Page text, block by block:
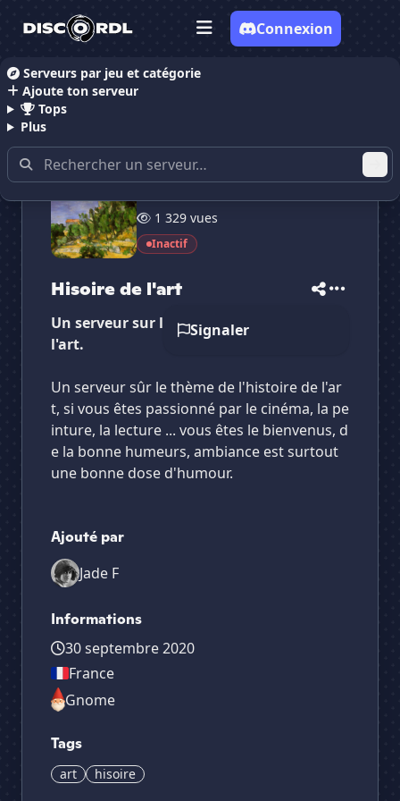
Serveurs par jeu et catégorie
Ajoute ton serveur
Tops
Plus
Connexion
Accueil Serveurs Discord Dessin
1 329 vues
Inactif
Hisoire de l'art
Signaler
Un serveur sur le temps de l'histoire de
l'art.
Un serveur sûr le thème de l'histoire de l'ar
t, si vous êtes passionné par le cinéma, la pe
inture, la lecture ... vous êtes le bienvenus, d
e la bonne humeurs, ambiance est surtout
une bonne dose d'humour.
Ajouté par
Jade F
Informations
30 septembre 2020
France
Gnome
Tags
art hisoire
Vote pourHisoire de l'art
Hisoire de l'art
Es-tu sûr de vouloir supprimer ton avis de ce
Hisoire de l'art